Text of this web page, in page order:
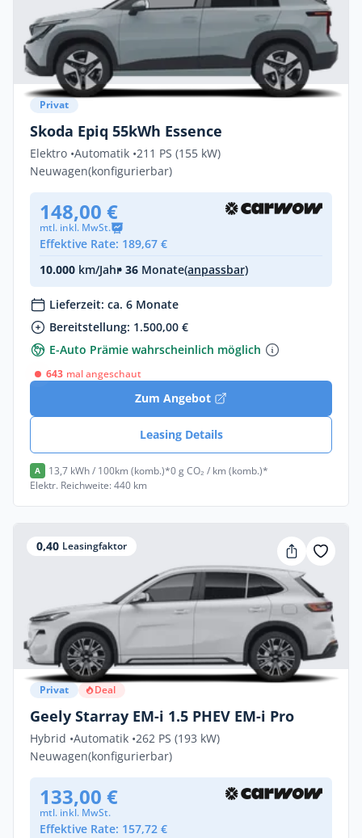
Privat
Skoda Epiq 55kWh Essence
Elektro •Automatik •211 PS (155 kW)
Neuwagen(konfigurierbar)
148,00 €
mtl. inkl. MwSt.
Effektive Rate: 189,67 €
10.000 km/Jahr• 36 Monate(anpassbar)
Lieferzeit: ca. 6 Monate
Bereitstellung: 1.500,00 €
E-Auto Prämie wahrscheinlich möglich
643 mal angeschaut
Zum Angebot
Leasing Details
A 13,7 kWh / 100km (komb.)*0 g CO₂ / km (komb.)*
Elektr. Reichweite: 440 km
0,40 Leasingfaktor
Privat Deal
Geely Starray EM-i 1.5 PHEV EM-i Pro
Hybrid •Automatik •262 PS (193 kW)
Neuwagen(konfigurierbar)
133,00 €
mtl. inkl. MwSt.
Effektive Rate: 157,72 €